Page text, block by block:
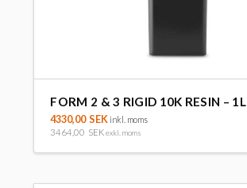
FORM 2 & 3 RIGID 10K RESIN – 1L
4330,00SEKinkl. moms
3464,00 SEK exkl. moms